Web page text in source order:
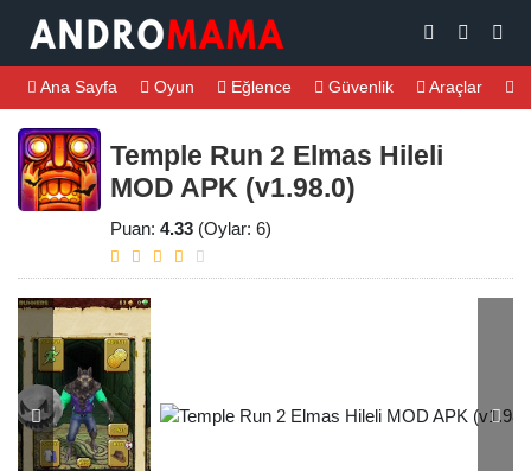
Ana Sayfa Oyun Eğlence Güvenlik Araçlar
Temple Run 2 Elmas Hileli
MOD APK (v1.98.0)
Puan: 4.33 (Oylar: 6)